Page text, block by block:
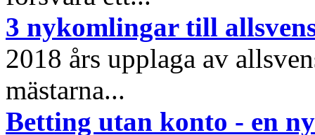
3 nykomlingar till
2018 års upplaga av
mästarna...
Betting utan konto - en